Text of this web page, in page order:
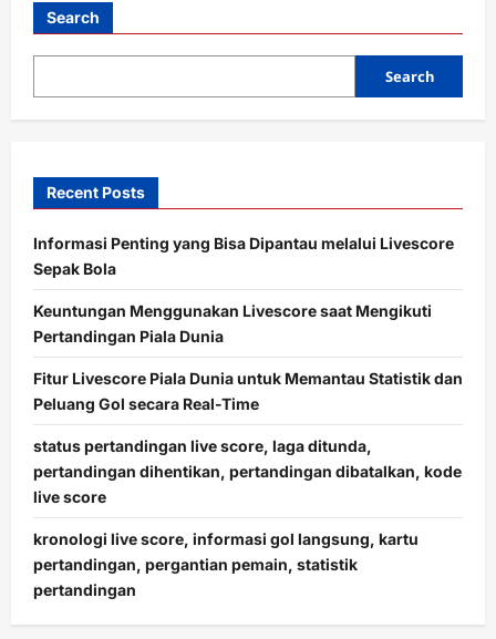
Search
Search
Recent Posts
Informasi Penting yang Bisa Dipantau melalui Livescore
Sepak Bola
Keuntungan Menggunakan Livescore saat Mengikuti
Pertandingan Piala Dunia
Fitur Livescore Piala Dunia untuk Memantau Statistik dan
Peluang Gol secara Real-Time
status pertandingan live score, laga ditunda,
pertandingan dihentikan, pertandingan dibatalkan, kode
live score
kronologi live score, informasi gol langsung, kartu
pertandingan, pergantian pemain, statistik
pertandingan